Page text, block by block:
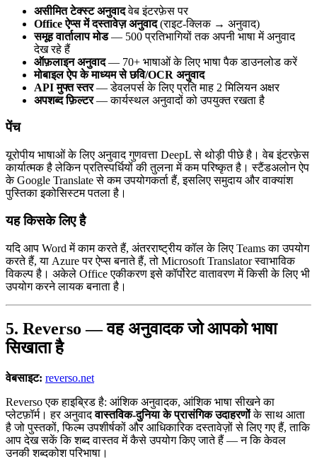
असीमित टेक्स्ट अनुवादवेब इंटरफ़ेस पर
Office ऐप्स में दस्तावेज़ अनुवाद(राइट-क्लिक → अनुवाद)
समूह वार्तालाप मोड— 500 प्रतिभागियों तक अपनी भाषा में अनुवाद
देख रहे हैं
ऑफ़लाइन अनुवाद— 70+ भाषाओं के लिए भाषा पैक डाउनलोड करें
मोबाइल ऐप के माध्यम से छवि/OCR अनुवाद
API मुफ्त स्तर— डेवलपर्स के लिए प्रति माह 2 मिलियन अक्षर
अपशब्द फ़िल्टर— कार्यस्थल अनुवादों को उपयुक्त रखता है
पेंच
यूरोपीय भाषाओं के लिए अनुवाद गुणवत्ता DeepL से थोड़ी पीछे है। वेब इंटरफ़ेस
कार्यात्मक है लेकिन प्रतिस्पर्धियों की तुलना में कम परिष्कृत है। स्टैंडअलोन ऐप
के Google Translate से कम उपयोगकर्ता हैं, इसलिए समुदाय और वाक्यांश
पुस्तिका इकोसिस्टम पतला है।
यह किसके लिए है
यदि आप Word में काम करते हैं, अंतरराष्ट्रीय कॉल के लिए Teams का उपयोग
करते हैं, या Azure पर ऐप्स बनाते हैं, तो Microsoft Translator स्वाभाविक
विकल्प है। अकेले Office एकीकरण इसे कॉर्पोरेट वातावरण में किसी के लिए भी
उपयोग करने लायक बनाता है।
5. Reverso — वह अनुवादक जो आपको भाषा
सिखाता है
वेबसाइट: reverso.net
Reverso एक हाइब्रिड है: आंशिक अनुवादक, आंशिक भाषा सीखने का
प्लेटफ़ॉर्म। हर अनुवादवास्तविक-दुनिया के प्रासंगिक उदाहरणोंके साथ आता
है जो पुस्तकों, फिल्म उपशीर्षकों और आधिकारिक दस्तावेज़ों से लिए गए हैं, ताकि
आप देख सकें कि शब्द वास्तव में कैसे उपयोग किए जाते हैं — न कि केवल
उनकी शब्दकोश परिभाषा।